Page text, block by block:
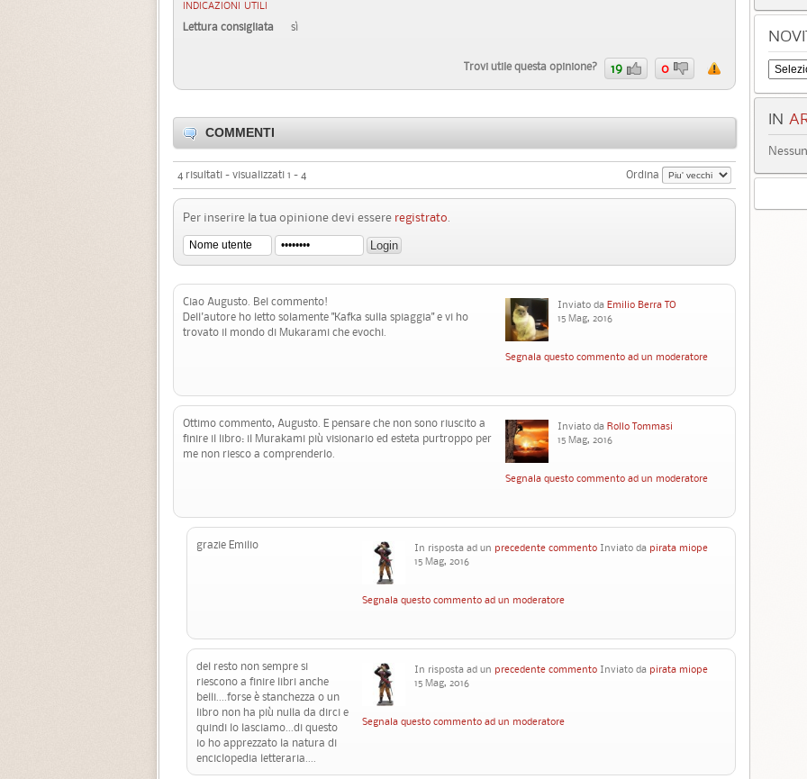
INDICAZIONI UTILI
Lettura consigliata sì
Trovi utile questa opinione? 19 0
COMMENTI
4 risultati - visualizzati 1 - 4 Ordina
Per inserire la tua opinione devi essere registrato
Inviato daEmilio Berra TO
15 Mag, 2016
Segnala questo commento ad un moderatore
Ciao Augusto. Bel commento!
Dell'autore ho letto solamente "Kafka sulla spiaggia" e vi ho
trovato il mondo di Mukarami che evochi.
Inviato daRollo Tommasi
15 Mag, 2016
Segnala questo commento ad un moderatore
Ottimo commento, Augusto. E pensare che non sono riuscito a
finire il libro: il Murakami più visionario ed esteta purtroppo per
me non riesco a comprenderlo.
In risposta ad un precedente commento Inviato da pirata miope
15 Mag, 2016
Segnala questo commento ad un moderatore
grazie Emilio
In risposta ad un precedente commento Inviato da pirata miope
15 Mag, 2016
Segnala questo commento ad un moderatore
del resto non sempre si
riescono a finire libri anche
belli....forse è stanchezza o un
libro non ha più nulla da dirci e
quindi lo lasciamo...di questo
io ho apprezzato la natura di
enciclopedia letteraria....
IN